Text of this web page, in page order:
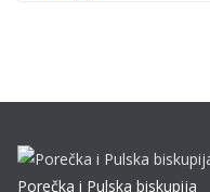
Porečka i Pulska biskupija